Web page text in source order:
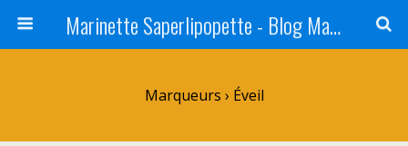
Marinette Saperlipopette - Blog Maman Angers Lifestyle - Ex Expat Montréal
Marqueurs › Éveil